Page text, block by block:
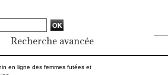
Recherche avancée